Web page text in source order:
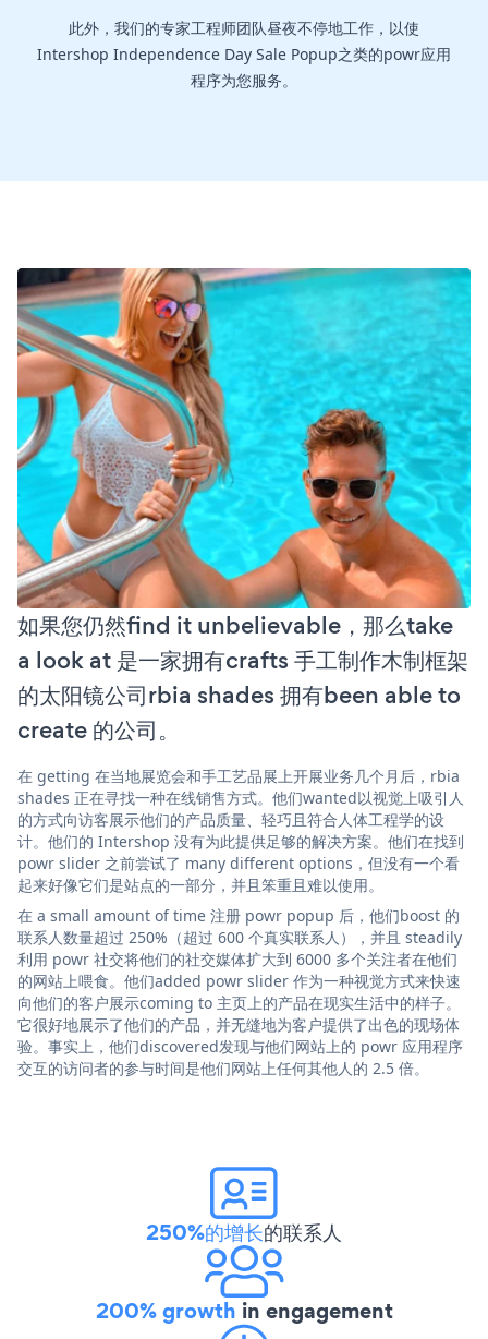
此外，我们的专家工程师团队昼夜不停地工作，以使
Intershop Independence Day Sale Popup之类的powr应用
程序为您服务。
如果您仍然find it unbelievable，那么take
a look at 是一家拥有crafts 手工制作木制框架
的太阳镜公司rbia shades 拥有been able to
create 的公司。
在 getting 在当地展览会和手工艺品展上开展业务几个月后，rbia
shades 正在寻找一种在线销售方式。他们wanted以视觉上吸引人
的方式向访客展示他们的产品质量、轻巧且符合人体工程学的设
计。他们的 Intershop 没有为此提供足够的解决方案。他们在找到
powr slider 之前尝试了 many different options，但没有一个看
起来好像它们是站点的一部分，并且笨重且难以使用。
在 a small amount of time 注册 powr popup 后，他们boost 的
联系人数量超过 250%（超过 600 个真实联系人），并且 steadily
利用 powr 社交将他们的社交媒体扩大到 6000 多个关注者在他们
的网站上喂食。他们added powr slider 作为一种视觉方式来快速
向他们的客户展示coming to 主页上的产品在现实生活中的样子。
它很好地展示了他们的产品，并无缝地为客户提供了出色的现场体
验。事实上，他们discovered发现与他们网站上的 powr 应用程序
交互的访问者的参与时间是他们网站上任何其他人的 2.5 倍。
250%的增长的联系人
200% growth in engagement